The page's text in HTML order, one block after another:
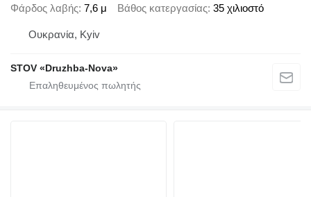
Φάρδος λαβής 7,6 μ Βάθος κατεργασίας 35 χιλιοστό
Ουκρανία, Kyiv
STOV «Druzhba-Nova»